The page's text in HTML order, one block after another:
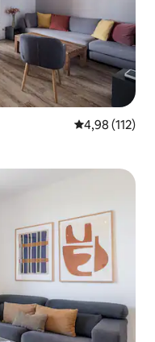
4,98 av 5 i
4,98 (112)